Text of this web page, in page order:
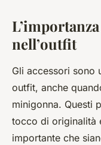
nell’outfit
Gli accessori sono
outfit, anche
minigonna. Questi
tocco di originalità
importante che